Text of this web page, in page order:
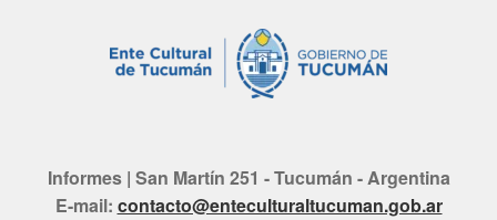
Informes | San Martín 251 - Tucumán - Argentina
E-mail: contacto@enteculturaltucuman.gob.ar